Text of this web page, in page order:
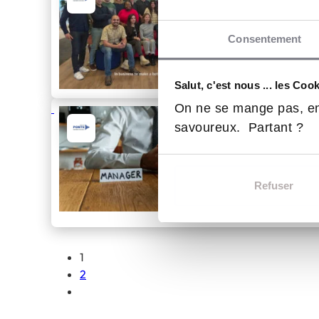
Consentement
Salut, c'est nous ... les
On ne se mange pas,
savoureux. Partant ?
Refuser
Après le
promotion
prochaine
Début du
30 Jan 2025
Faire un
Certains
au sein de
1
2